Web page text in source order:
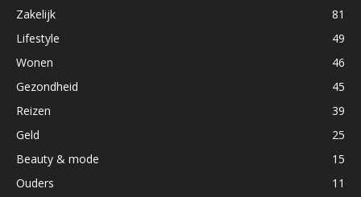
Zakelijk
81
Lifestyle
49
Wonen
46
Gezondheid
45
Reizen
39
Geld
25
Beauty & mode
15
Ouders
11